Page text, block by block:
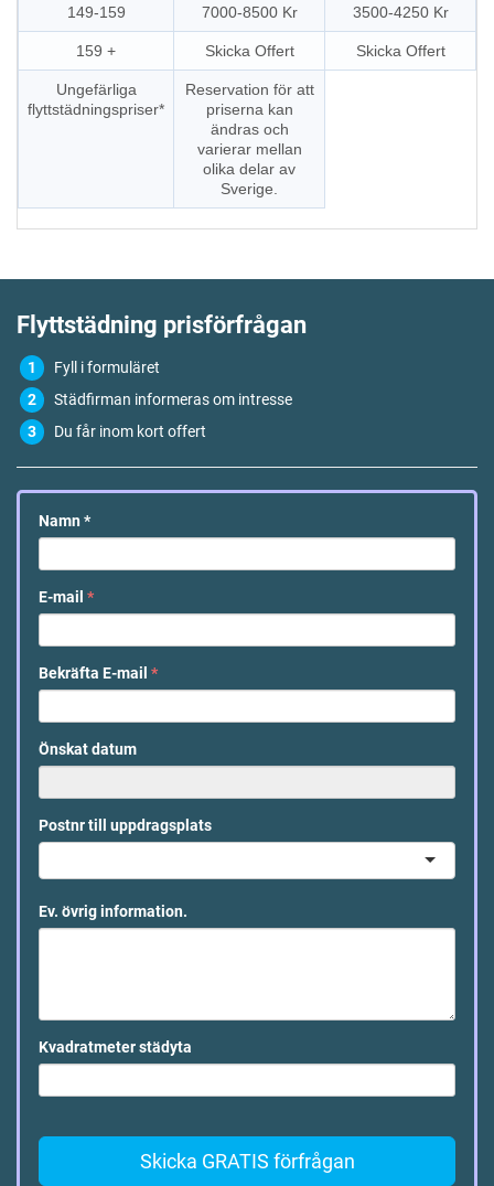
149-159 7000-8500 Kr 3500-4250 Kr
159 + Skicka Offert Skicka Offert
Ungefärliga
flyttstädningspriser*
Reservation för att
priserna kan
ändras och
varierar mellan
olika delar av
Sverige.
Flyttstädning prisförfrågan
Fyll i formuläret
Städfirman informeras om intresse
Du får inom kort offert
Namn *
E-mail *
Bekräfta E-mail *
Önskat datum
Postnr till uppdragsplats
Ev. övrig information.
Kvadratmeter städyta
Skicka GRATIS förfrågan